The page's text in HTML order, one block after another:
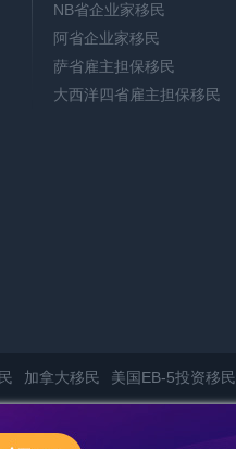
NB省企业家移民
阿省企业家移民
萨省雇主担保移民
大西洋四省雇主担保移民
加拿大移民 美国EB-5投资移民